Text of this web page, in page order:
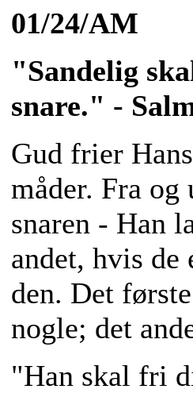
01/24/AM
"Sandelig
snare." -
Gud frier
måder. Fra
snaren - Han
andet, hvis
den. Det
nogle; det
"Han skal fri